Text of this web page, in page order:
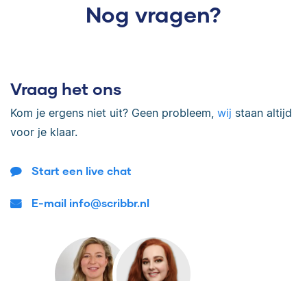
Nog vragen?
Vraag het ons
Kom je ergens niet uit? Geen probleem, wij staan altijd
voor je klaar.
Start een live chat
E-mail info@scribbr.nl